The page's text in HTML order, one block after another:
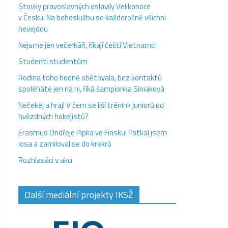
Stovky pravoslavných oslavily Velikonoce
v Česku. Na bohoslužbu se každoročně všichni
nevejdou
Nejsme jen večerkáři, říkají čeští Vietnamci
Studenti studentům
Rodina toho hodně obětovala, bez kontaktů
spoléháte jen na ni, říká šampionka Siniaková
Nečekej a hraj! V čem se liší trénink juniorů od
hvězdných hokejistů?
Erasmus Ondřeje Pipka ve Finsku: Potkal jsem
losa a zamiloval se do krekrů
Rozhlasáci v akci
Další mediální projekty IKSŽ